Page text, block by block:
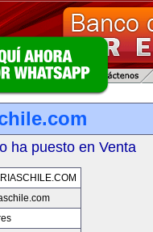
ha puesto en Venta